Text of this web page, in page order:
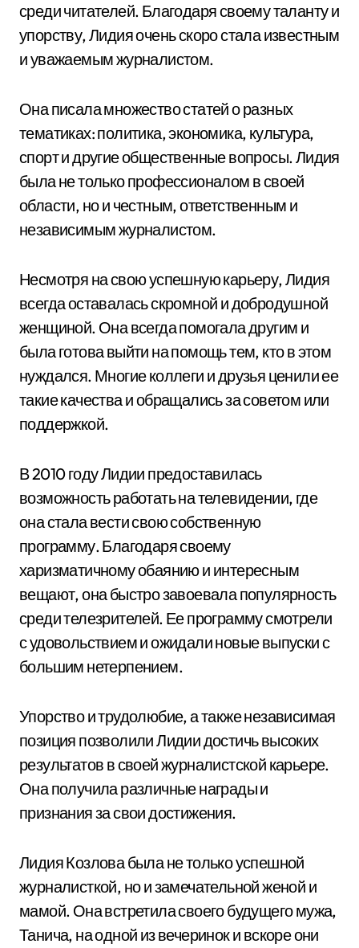
среди читателей. Благодаря своему таланту и
упорству, Лидия очень скоро стала известным
и уважаемым журналистом.
Она писала множество статей о разных
тематиках: политика, экономика, культура,
спорт и другие общественные вопросы. Лидия
была не только профессионалом в своей
области, но и честным, ответственным и
независимым журналистом.
Несмотря на свою успешную карьеру, Лидия
всегда оставалась скромной и добродушной
женщиной. Она всегда помогала другим и
была готова выйти на помощь тем, кто в этом
нуждался. Многие коллеги и друзья ценили ее
такие качества и обращались за советом или
поддержкой.
В 2010 году Лидии предоставилась
возможность работать на телевидении, где
она стала вести свою собственную
программу. Благодаря своему
харизматичному обаянию и интересным
вещают, она быстро завоевала популярность
среди телезрителей. Ее программу смотрели
с удовольствием и ожидали новые выпуски с
большим нетерпением.
Упорство и трудолюбие, а также независимая
позиция позволили Лидии достичь высоких
результатов в своей журналистской карьере.
Она получила различные награды и
признания за свои достижения.
Лидия Козлова была не только успешной
журналисткой, но и замечательной женой и
мамой. Она встретила своего будущего мужа,
Танича, на одной из вечеринок и вскоре они